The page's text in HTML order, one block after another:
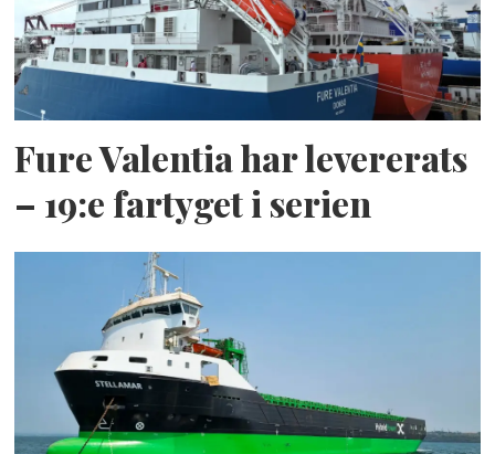
Fure Valentia har levererats
– 19:e fartyget i serien